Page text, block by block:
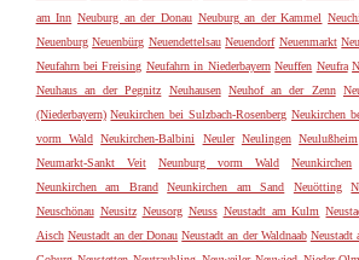
am Inn Neuburg an der Donau Neuburg an der Kammel
Neuenburg Neuenbürg Neuendettelsau Neuendorf Neuenmarkt
Neufahrn bei Freising Neufahrn in Niederbayern Neuffen Neufra
Neuhaus an der Pegnitz
Neuhausen Neuhof an der Zenn
(Niederbayern) Neukirchen bei Sulzbach-Rosenberg Neukirchen
vorm Wald Neukirchen-Balbini Neuler Neulingen Neulußheim
Neumarkt-Sankt Veit
Neunburg vorm Wald Neunkirchen
Neunkirchen am Brand
Neunkirchen am Sand Neuötting
Neuschönau Neusitz Neusorg Neuss Neustadt am Kulm
Aisch Neustadt an der Donau Neustadt an der Waldnaab Neustadt